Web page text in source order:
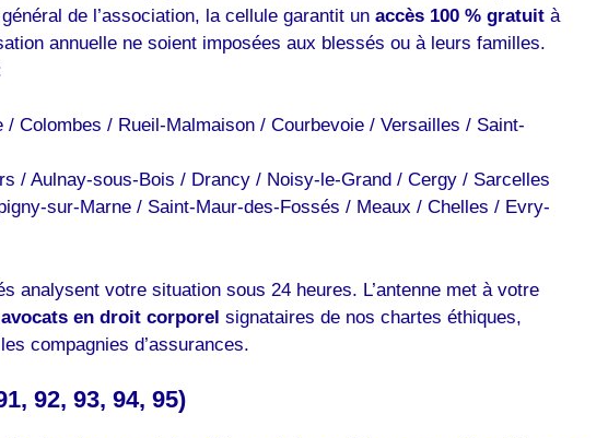
de l’association, la cellule garantit un accès 100 % gratuit à
annuelle ne soient imposées aux blessés ou à leurs familles.
Colombes / Rueil-Malmaison / Courbevoie / Versailles / Saint-
/ Aulnay-sous-Bois / Drancy / Noisy-le-Grand / Cergy / Sarcelles
sur-Marne / Saint-Maur-des-Fossés / Meaux / Chelles / Evry-
votre situation sous 24 heures. L’antenne met à votre
avocats en droit corporel signataires de nos chartes éthiques,
compagnies d’assurances.
92, 93, 94, 95)